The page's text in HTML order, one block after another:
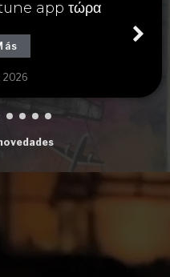
app τώρα
2026